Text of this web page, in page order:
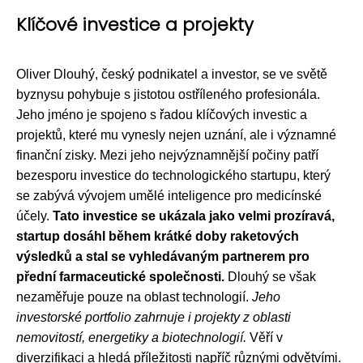
Klíčové investice a projekty
Oliver Dlouhý, český podnikatel a investor, se ve světě
byznysu pohybuje s jistotou ostříleného profesionála.
Jeho jméno je spojeno s řadou klíčových investic a
projektů, které mu vynesly nejen uznání, ale i významné
finanční zisky. Mezi jeho nejvýznamnější počiny patří
bezesporu investice do technologického startupu, který
se zabývá vývojem umělé inteligence pro medicínské
účely. Tato investice se ukázala jako velmi prozíravá,
startup dosáhl během krátké doby raketových
výsledků a stal se vyhledávaným partnerem pro
přední farmaceutické společnosti. Dlouhý se však
nezaměřuje pouze na oblast technologií. Jeho
investorské portfolio zahrnuje i projekty z oblasti
nemovitostí, energetiky a biotechnologií. Věří v
diverzifikaci a hledá příležitosti napříč různými odvětvími.